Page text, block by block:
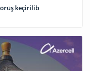
keçirilib